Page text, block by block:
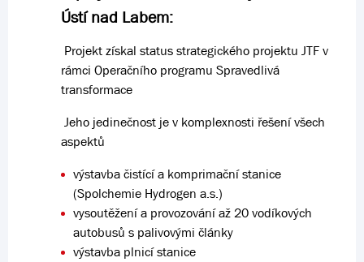
Ústí nad Labem:
Projekt získal status strategického projektu JTF v
rámci Operačního programu Spravedlivá
transformace
Jeho jedinečnost je v komplexnosti řešení všech
aspektů
výstavba čistící a komprimační stanice
(Spolchemie Hydrogen a.s.)
vysoutěžení a provozování až 20 vodíkových
autobusů s palivovými články
výstavba plnicí stanice